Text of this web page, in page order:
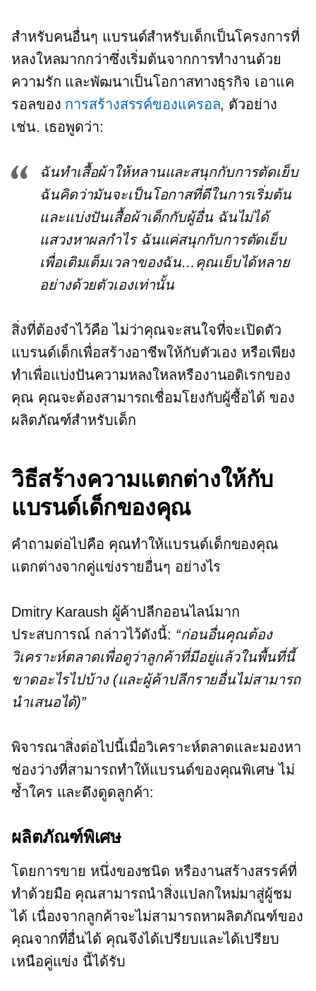
สำหรับคนอื่นๆ แบรนด์สำหรับเด็กเป็นโครงการที่
หลงใหลมากกว่าซึ่งเริ่มต้นจากการทำงานด้วย
ความรัก และพัฒนาเป็นโอกาสทางธุรกิจ เอาแค
รอลของ การสร้างสรรค์ของแครอล, ตัวอย่าง
เช่น. เธอพูดว่า:
ฉันทำเสื้อผ้าให้หลานและสนุกกับการตัดเย็บ
ฉันคิดว่ามันจะเป็นโอกาสที่ดีในการเริ่มต้น
และแบ่งปันเสื้อผ้าเด็กกับผู้อื่น ฉันไม่ได้
แสวงหาผลกำไร ฉันแค่สนุกกับการตัดเย็บ
เพื่อเติมเต็มเวลาของฉัน…คุณเย็บได้หลาย
อย่างด้วยตัวเองเท่านั้น
สิ่งที่ต้องจำไว้คือ ไม่ว่าคุณจะสนใจที่จะเปิดตัว
แบรนด์เด็กเพื่อสร้างอาชีพให้กับตัวเอง หรือเพียง
ทำเพื่อแบ่งปันความหลงใหลหรืองานอดิเรกของ
คุณ คุณจะต้องสามารถเชื่อมโยงกับผู้ซื้อได้ ของ
ผลิตภัณฑ์สำหรับเด็ก
วิธีสร้างความแตกต่างให้กับ
แบรนด์เด็กของคุณ
คำถามต่อไปคือ คุณทำให้แบรนด์เด็กของคุณ
แตกต่างจากคู่แข่งรายอื่นๆ อย่างไร
Dmitry Karaush ผู้ค้าปลีกออนไลน์มาก
ประสบการณ์ กล่าวไว้ดังนี้: “ก่อนอื่นคุณต้อง
วิเคราะห์ตลาดเพื่อดูว่าลูกค้าที่มีอยู่แล้วในพื้นที่นี้
ขาดอะไรไปบ้าง (และผู้ค้าปลีกรายอื่นไม่สามารถ
นำเสนอได้)”
พิจารณาสิ่งต่อไปนี้เมื่อวิเคราะห์ตลาดและมองหา
ช่องว่างที่สามารถทำให้แบรนด์ของคุณพิเศษ ไม่
ซ้ำใคร และดึงดูดลูกค้า:
ผลิตภัณฑ์พิเศษ
โดยการขาย หนึ่งของชนิด หรืองานสร้างสรรค์ที่
ทำด้วยมือ คุณสามารถนำสิ่งแปลกใหม่มาสู่ผู้ชม
ได้ เนื่องจากลูกค้าจะไม่สามารถหาผลิตภัณฑ์ของ
คุณจากที่อื่นได้ คุณจึงได้เปรียบและได้เปรียบ
เหนือคู่แข่ง นี้ได้รับ